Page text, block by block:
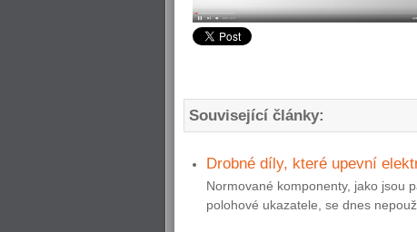
Související články:
Drobné díly, které upevní
Normované komponenty, jako jsou
polohové ukazatele, se dnes